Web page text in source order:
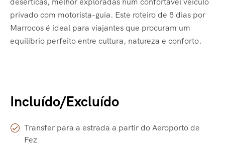
privado com motorista-guia. Este roteiro de 8 dias por
Marrocos é ideal para viajantes que procuram um
equilíbrio perfeito entre cultura, natureza e conforto.
Incluído/Excluído
Transfer para a estrada a partir do Aeroporto de
Fez